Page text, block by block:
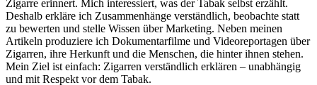
Zigarre erinnert. Mich interessiert, was der Tabak selbst erzählt.
Deshalb erkläre ich Zusammenhänge verständlich, beobachte statt
zu bewerten und stelle Wissen über Marketing. Neben meinen
Artikeln produziere ich Dokumentarfilme und Videoreportagen über
Zigarren, ihre Herkunft und die Menschen, die hinter ihnen stehen.
Mein Ziel ist einfach: Zigarren verständlich erklären – unabhängig
und mit Respekt vor dem Tabak.